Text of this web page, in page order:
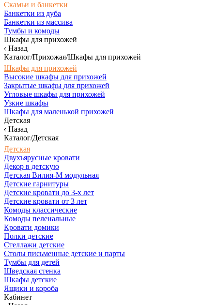
Скамьи и банкетки
Банкетки из дуба
Банкетки из массива
Тумбы и комоды
Шкафы для прихожей
Назад
Каталог/Прихожая/Шкафы для прихожей
Шкафы для прихожей
Высокие шкафы для прихожей
Закрытые шкафы для прихожей
Угловые шкафы для прихожей
Узкие шкафы
Шкафы для маленькой прихожей
Детская
Назад
Каталог/Детская
Детская
Двухъярусные кровати
Декор в детскую
Детская Вилия-М модульная
Детские гарнитуры
Детские кровати до 3-х лет
Детские кровати от 3 лет
Комоды классические
Комоды пеленальные
Кровати домики
Полки детские
Стеллажи детские
Столы письменные детские и парты
Тумбы для детей
Шведская стенка
Шкафы детские
Ящики и короба
Кабинет